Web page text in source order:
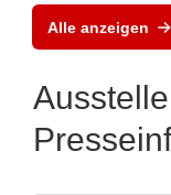
Alle anzeigen